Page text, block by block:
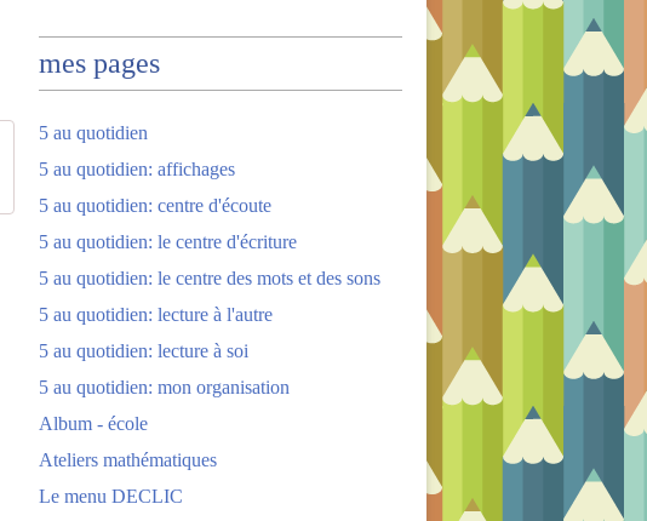
mes pages
5 au quotidien
5 au quotidien: affichages
5 au quotidien: centre d'écoute
5 au quotidien: le centre d'écriture
5 au quotidien: le centre des mots et des sons
5 au quotidien: lecture à l'autre
5 au quotidien: lecture à soi
5 au quotidien: mon organisation
Album - école
Ateliers mathématiques
Le menu DECLIC